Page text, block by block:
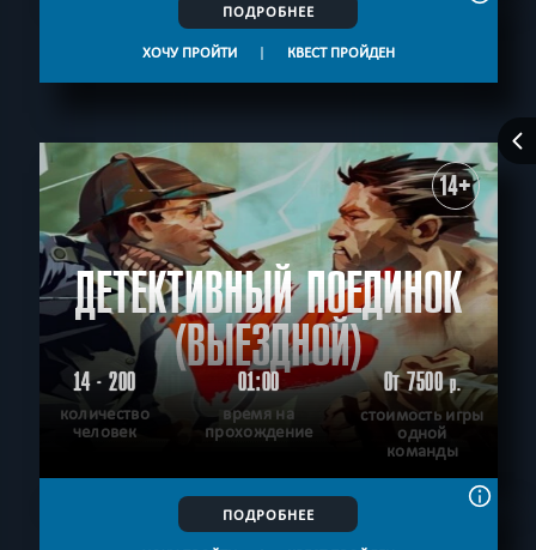
ПОДРОБНЕЕ
ХОЧУ ПРОЙТИ | КВЕСТ ПРОЙДЕН
14+
ДЕТЕКТИВНЫЙ ПОЕДИНОК
(ВЫЕЗДНОЙ)
14 - 200
количество
человек
01:00
время на
прохождение
От 7500р.
стоимость игры
одной
команды
ПОДРОБНЕЕ